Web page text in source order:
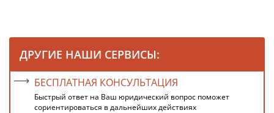
ДРУГИЕ НАШИ СЕРВИСЫ:
БЕСПЛАТНАЯ КОНСУЛЬТАЦИЯ
Быстрый ответ на Ваш юридический вопрос поможет
сориентироваться в дальнейших действиях